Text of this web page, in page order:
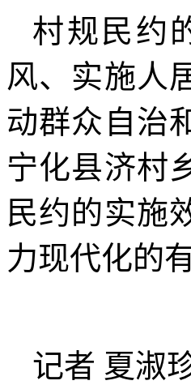
村规民约
风、实施人
动群众自治
宁化县济村
民约的实施
力现代化的
记者 夏淑